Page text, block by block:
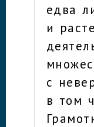
едва
и
с
в том